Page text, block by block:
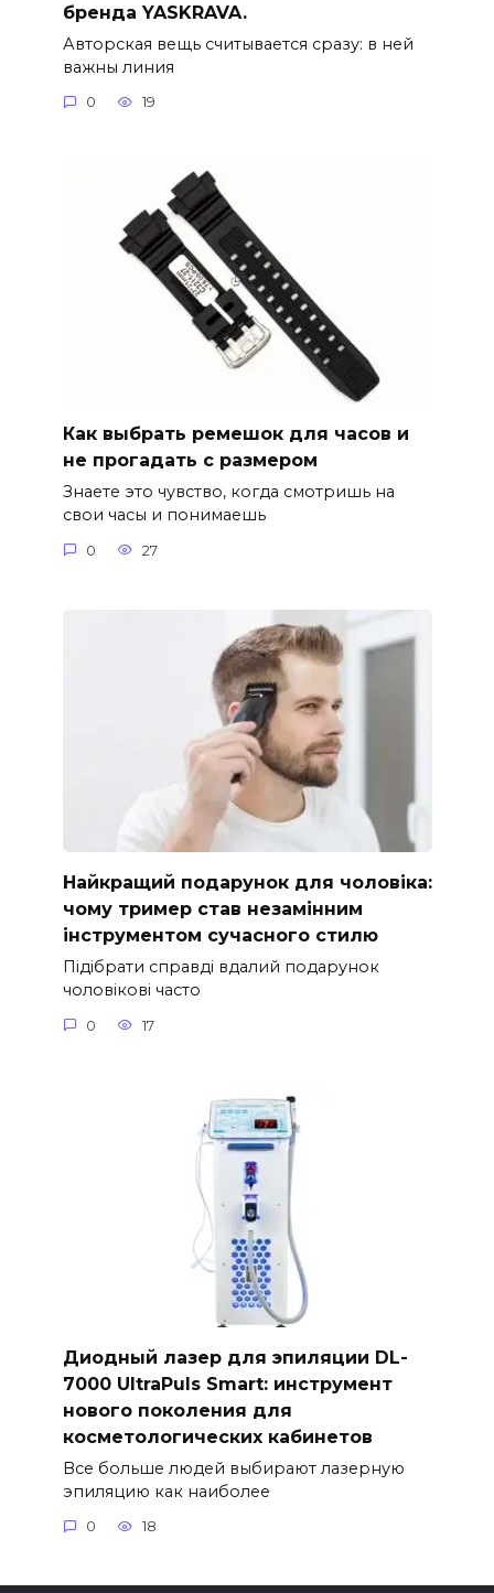
бренда YASKRAVA.
Авторская вещь считывается сразу: в ней
важны линия
0 19
Как выбрать ремешок для часов и
не прогадать с размером
Знаете это чувство, когда смотришь на
свои часы и понимаешь
0 27
Найкращий подарунок для чоловіка:
чому тример став незамінним
інструментом сучасного стилю
Підібрати справді вдалий подарунок
чоловікові часто
0 17
Диодный лазер для эпиляции DL-
7000 UltraPuls Smart: инструмент
нового поколения для
косметологических кабинетов
Все больше людей выбирают лазерную
эпиляцию как наиболее
0 18